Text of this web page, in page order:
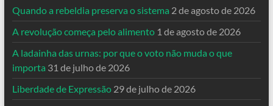
Quando a rebeldia preserva o sistema 2 de agosto de 2026
A revolução começa pelo alimento 1 de agosto de 2026
A ladainha das urnas: por que o voto não muda o que
importa 31 de julho de 2026
Liberdade de Expressão 29 de julho de 2026